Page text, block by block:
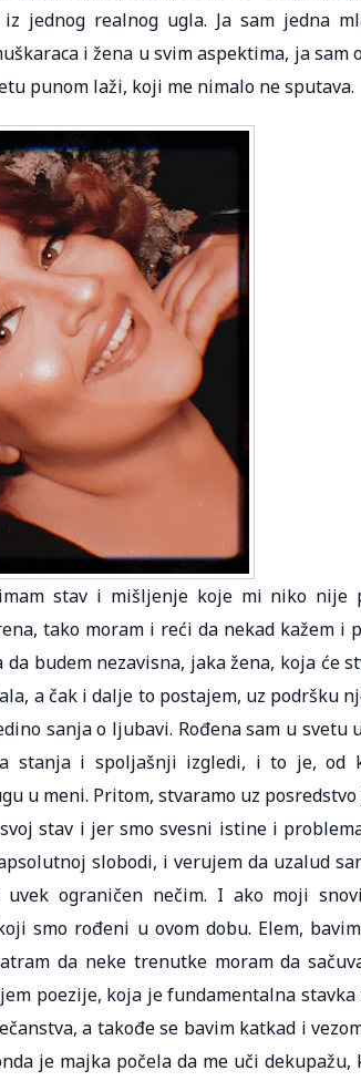
jednog realnog ugla. Ja sam jedna
i žena u svim aspektima, ja
punom laži, koji me nimalo ne sputava.
stav i mišljenje koje mi niko
tako moram i reći da nekad kažem i
budem nezavisna, jaka žena, koja će
a čak i dalje to postajem, uz podršku
sanja o ljubavi. Rođena sam u svetu
stanja i spoljašnji izgledi, i to je, od
u meni. Pritom, stvaramo uz
stav i jer smo svesni istine i
slobodi, i verujem da uzalud
uvek ograničen nečim. I ako moji
smo rođeni u ovom dobu. Elem,
da neke trenutke moram da
poezije, koja je fundamentalna
a takođe se bavim katkad i
je majka počela da me uči